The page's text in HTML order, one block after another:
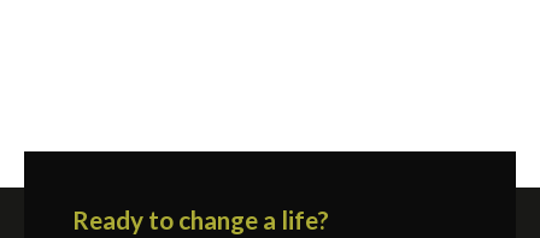
Ready to change a life?